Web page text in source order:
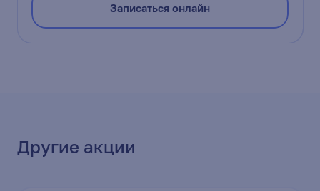
Записаться онлайн
Другие акции